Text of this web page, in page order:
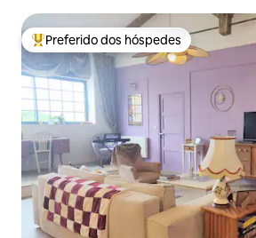
Entre os melhores preferidos dos
Preferido dos hóspedes